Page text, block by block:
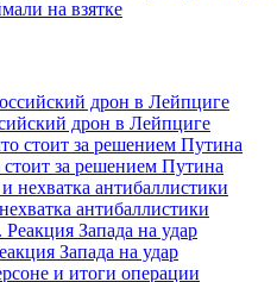
на взятке
дрон в Лейпциге
за решением Путина
антибаллистики
Запада на удар